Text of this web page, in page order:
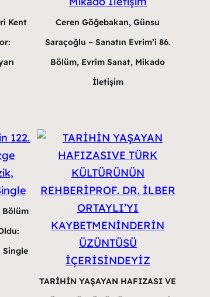
Kent
Ceren Göğebakan, Günsu
Saraçoğlu – Sanatın Evrim’i 86.
Bölüm, Evrim Sanat, Mikado
İletişim
Bölüm
Single
TARİHİN YAŞAYAN HAFIZASI VE